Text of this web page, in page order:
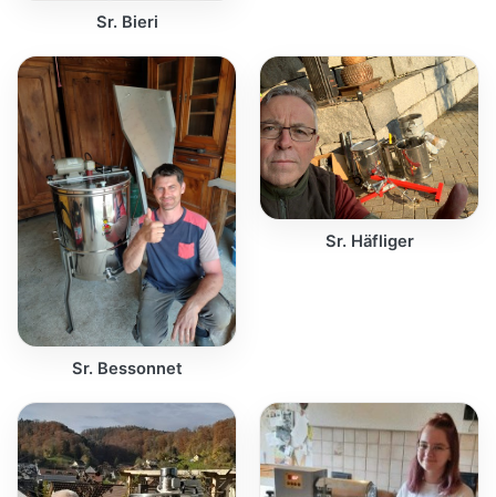
Sr. Bieri
Sr. Bessonnet
Sr. Häfliger